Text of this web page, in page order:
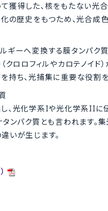
獲得した、核をもたない光
の歴史をもつため、光合成
ギーへ変換する膜タンパク
クロロフィルやカロテノイ
持ち、光捕集に重要な役割を
質
、光化学系Iや光化学系IIに
タンパク質とも言われます
いが生じます。